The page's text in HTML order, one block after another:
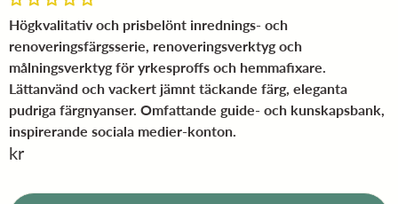
Högkvalitativ och prisbelönt inrednings- och
renoveringsfärgsserie, renoveringsverktyg och
målningsverktyg för yrkesproffs och hemmafixare.
Lättanvänd och vackert jämnt täckande färg, eleganta
pudriga färgnyanser. Omfattande guide- och kunskapsbank,
inspirerande sociala medier-konton.
kr